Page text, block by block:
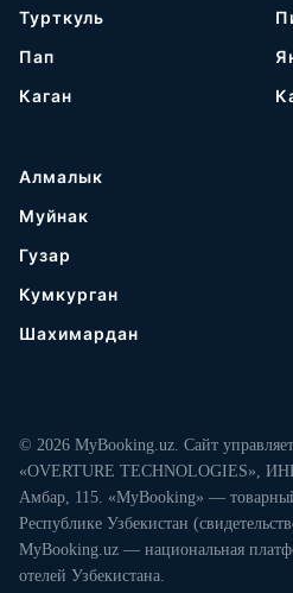
Турткуль
Пап
Каган
Алмалык
Муйнак
Гузар
Кумкурган
Шахимардан
© 2026 MyBooking.uz. Сайт
«OVERTURE TECHNOLOGIES»,
Амбар, 115. «MyBooking» —
Республике Узбекистан
MyBooking.uz — национальная
отелей Узбекистана.